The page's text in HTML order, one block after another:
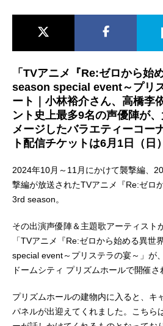
男性声優/女性声優一覧
「TVアニメ『Re:ゼロから始
season special event～プリ
ート｜小林裕介さん、高橋李
ント史上最多9名の声優陣が
メージしたバラエティーコー
ト配信チケットは6月1日（日
2024年10月～11月にかけて襲撃編、
撃編が放送されたTVアニメ『Re:ゼロ
3rd season。
その出演声優陣＆主題歌アーティスト
「TVアニメ『Re:ゼロから始める異世
special event～プリステラの宴～」が
ドームシティ プリズムホールで開催さ
プリズムホールの建物内に入ると、キ
パネルが出迎えてくれました。こちら